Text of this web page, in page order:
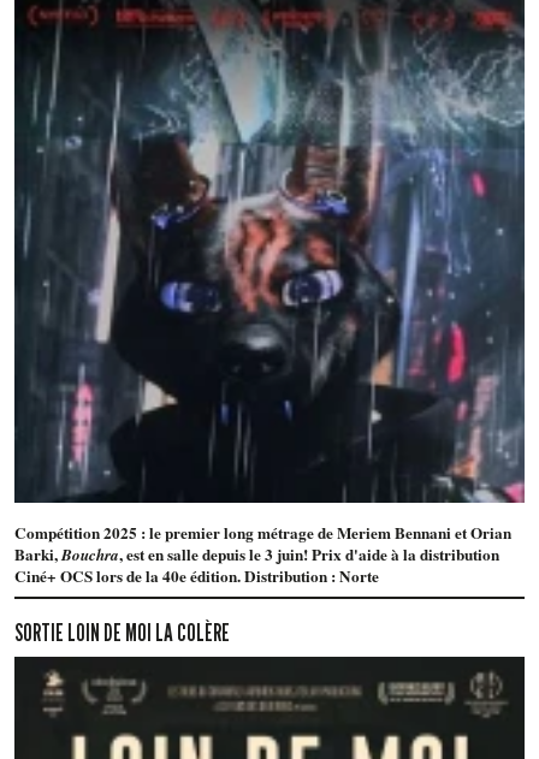
Compétition 2025 : le premier long métrage de Meriem Bennani et Orian
Barki,Bouchra, est en salle depuis le 3 juin! Prix d'aide à la distribution
Ciné+ OCS lors de la 40e édition. Distribution : Norte
SORTIE LOIN DE MOI LA COLÈRE